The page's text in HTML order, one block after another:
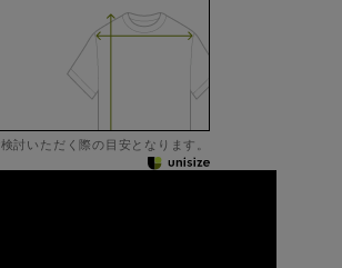
討いただく際の目安となります。